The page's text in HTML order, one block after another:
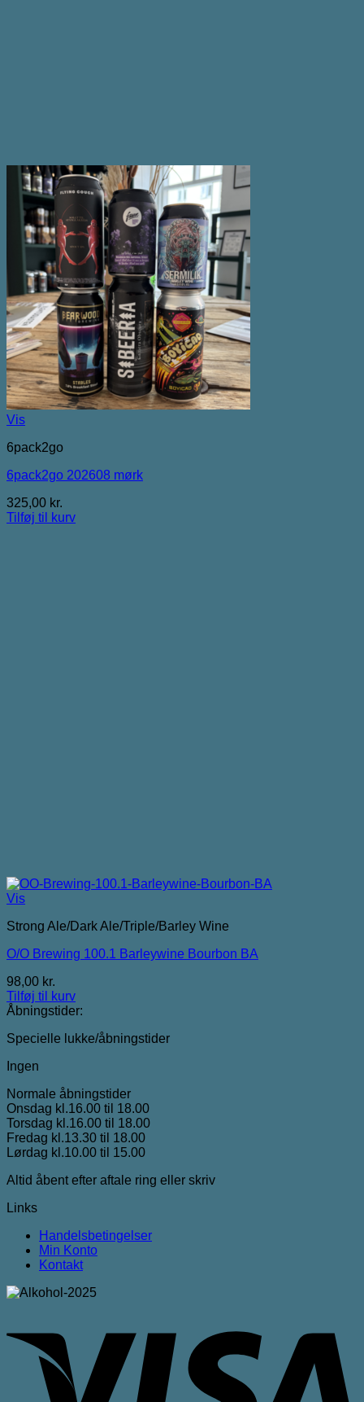
Vis
6pack2go
6pack2go 202608 mørk
325,00 kr.
Tilføj til kurv
Vis
Strong Ale/Dark Ale/Triple/Barley Wine
O/O Brewing 100.1 Barleywine Bourbon BA
98,00 kr.
Tilføj til kurv
Åbningstider:
Specielle lukke/åbningstider
Ingen
Normale åbningstider
Onsdag kl.16.00 til 18.00
Torsdag kl.16.00 til 18.00
Fredag kl.13.30 til 18.00
Lørdag kl.10.00 til 15.00
Altid åbent efter aftale ring eller skriv
Links
Handelsbetingelser
Min Konto
Kontakt